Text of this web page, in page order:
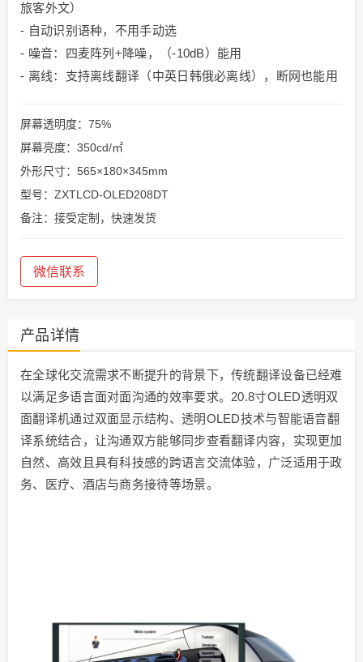
旅客外文）
- 自动识别语种，不用手动选
- 噪音：四麦阵列+降噪，（-10dB）能用
- 离线：支持离线翻译（中英日韩俄必离线），断网也能用
屏幕透明度：75%
屏幕亮度：350cd/㎡
外形尺寸：565×180×345mm
型号：ZXTLCD-OLED208DT
备注：接受定制，快速发货
微信联系
产品详情
在全球化交流需求不断提升的背景下，传统翻译设备已经难
以满足多语言面对面沟通的效率要求。20.8寸OLED透明双
面翻译机通过双面显示结构、透明OLED技术与智能语音翻
译系统结合，让沟通双方能够同步查看翻译内容，实现更加
自然、高效且具有科技感的跨语言交流体验，广泛适用于政
务、医疗、酒店与商务接待等场景。